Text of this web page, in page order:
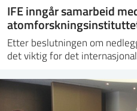
IFE inngår samarbeid
atomforskningsinstituttet
Etter beslutningen om
det viktig for det